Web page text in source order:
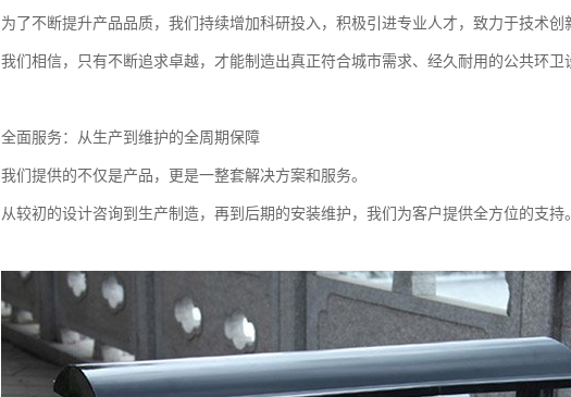
为了不断提升产品品质，我们持续增加科研投入，积极引进专业人才，致力于技术创
我们相信，只有不断追求卓越，才能制造出真正符合城市需求、经久耐用的公共环卫
全面服务：从生产到维护的全周期保障
我们提供的不仅是产品，更是一整套解决方案和服务。
从较初的设计咨询到生产制造，再到后期的安装维护，我们为客户提供全方位的支持